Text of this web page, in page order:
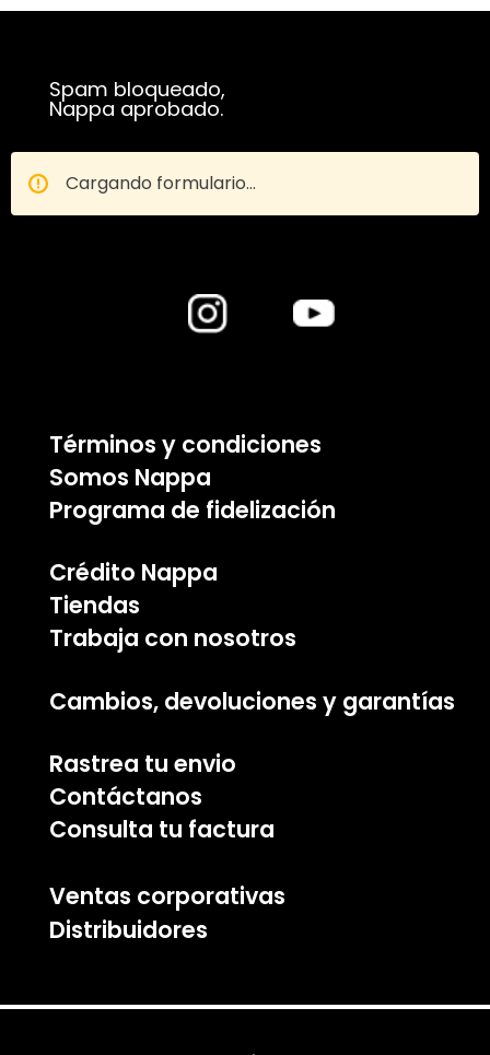
Spam bloqueado,
Nappa aprobado.
Cargando formulario...
Términos y condiciones
Somos Nappa
Programa de fidelización
Crédito Nappa
Tiendas
Trabaja con nosotros
Cambios, devoluciones y garantías
Rastrea tu envio
Contáctanos
Consulta tu factura
Ventas corporativas
Distribuidores